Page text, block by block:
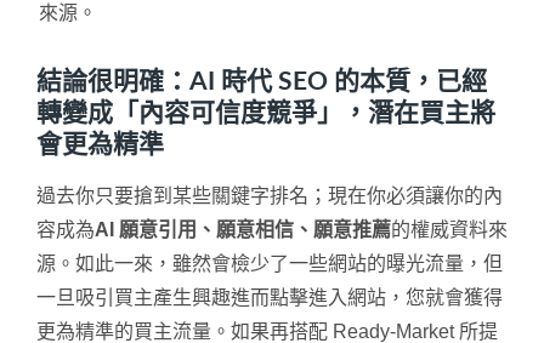
來源。
結論很明確：AI 時代 SEO 的本質，已經
轉變成「內容可信度競爭」，潛在買主將
會更為精準
過去你只要搶到某些關鍵字排名；現在你必須讓你的內
容成為AI 願意引用、願意相信、願意推薦的權威資料來
源。如此一來，雖然會檢少了一些網站的曝光流量，但
一旦吸引買主產生興趣進而點擊進入網站，您就會獲得
更為精準的買主流量。如果再搭配 Ready-Market 所提